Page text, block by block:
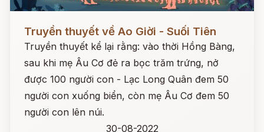
Đọc ngay
Truyền thuyết về Ao Giời - Suối Tiên
Truyền thuyết kể lại rằng: vào thời Hồng Bàng,
sau khi mẹ Âu Cơ đẻ ra bọc trăm trứng, nở
được 100 người con - Lạc Long Quân đem 50
người con xuống biển, còn mẹ Âu Cơ đem 50
người con lên núi.
30-08-2022